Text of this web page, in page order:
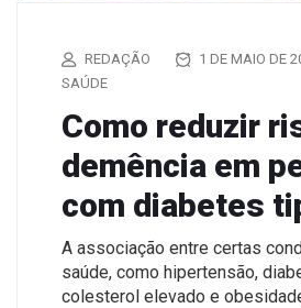
REDAÇÃO
1 DE MAIO DE
SAÚDE
Como reduzir
demência em
com diabetes
A associação entre certas
saúde, como hipertensão,
colesterol elevado e